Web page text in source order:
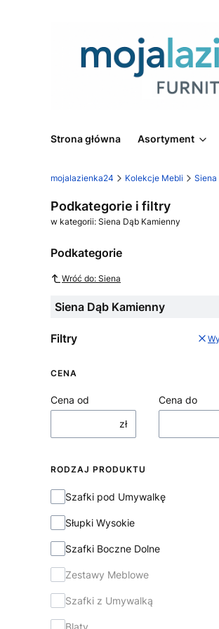
Strona główna Asortyment
mojalazienka24 Kolekcje Mebli Siena
Podkategorie i filtry
w kategorii: Siena Dąb Kamienny
Podkategorie
Wróć do: Siena
Siena Dąb Kamienny
Filtry
CENA
Cena od
zł
Cena do
RODZAJ PRODUKTU
Rodzaj Produktu
Szafki pod Umywalkę
Słupki Wysokie
Szafki Boczne Dolne
Zestawy Meblowe
Szafki z Umywalką